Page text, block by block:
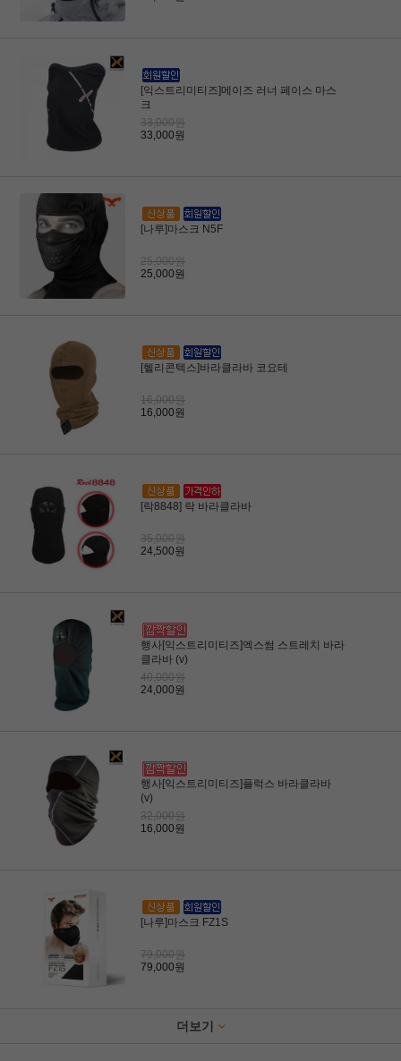
[익스트리미티즈]메이즈 러너 페이스 마스
크
33,000원
33,000원
[나루]마스크 N5F
25,000원
25,000원
[헬리콘텍스]바라클라바 코요테
16,000원
16,000원
[락8848] 락 바라클라바
35,000원
24,500원
행사[익스트리미티즈]엑스썸 스트레치 바라
클라바 (v)
40,000원
24,000원
행사[익스트리미티즈]플럭스 바라클라바
(v)
32,000원
16,000원
[나루]마스크 FZ1S
79,000원
79,000원
더보기